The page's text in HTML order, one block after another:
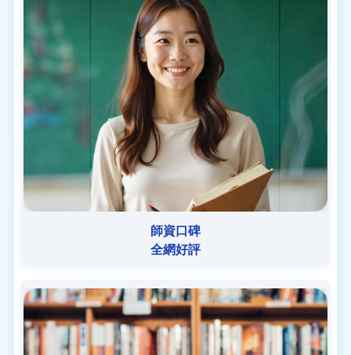
師資口碑
全網好評